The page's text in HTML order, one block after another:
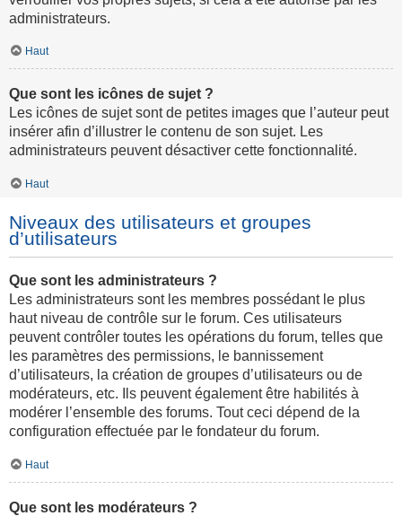
administrateurs.
Haut
Que sont les icônes de sujet ?
Les icônes de sujet sont de petites images que l’auteur peut
insérer afin d’illustrer le contenu de son sujet. Les
administrateurs peuvent désactiver cette fonctionnalité.
Haut
Niveaux des utilisateurs et groupes
d’utilisateurs
Que sont les administrateurs ?
Les administrateurs sont les membres possédant le plus
haut niveau de contrôle sur le forum. Ces utilisateurs
peuvent contrôler toutes les opérations du forum, telles que
les paramètres des permissions, le bannissement
d’utilisateurs, la création de groupes d’utilisateurs ou de
modérateurs, etc. Ils peuvent également être habilités à
modérer l’ensemble des forums. Tout ceci dépend de la
configuration effectuée par le fondateur du forum.
Haut
Que sont les modérateurs ?